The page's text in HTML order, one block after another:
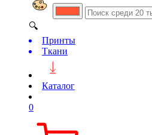
🔍
Принты
Ткани
Каталог
0